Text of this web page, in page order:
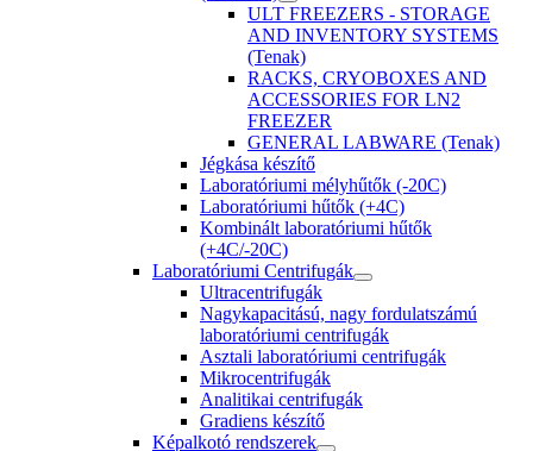
ULT FREEZERS - STORAGE
AND INVENTORY SYSTEMS
(Tenak)
RACKS, CRYOBOXES AND
ACCESSORIES FOR LN2
FREEZER
GENERAL LABWARE (Tenak)
Jégkása készítő
Laboratóriumi mélyhűtők (-20C)
Laboratóriumi hűtők (+4C)
Kombinált laboratóriumi hűtők
(+4C/-20C)
Laboratóriumi Centrifugák
Ultracentrifugák
Nagykapacitású, nagy fordulatszámú
laboratóriumi centrifugák
Asztali laboratóriumi centrifugák
Mikrocentrifugák
Analitikai centrifugák
Gradiens készítő
Képalkotó rendszerek